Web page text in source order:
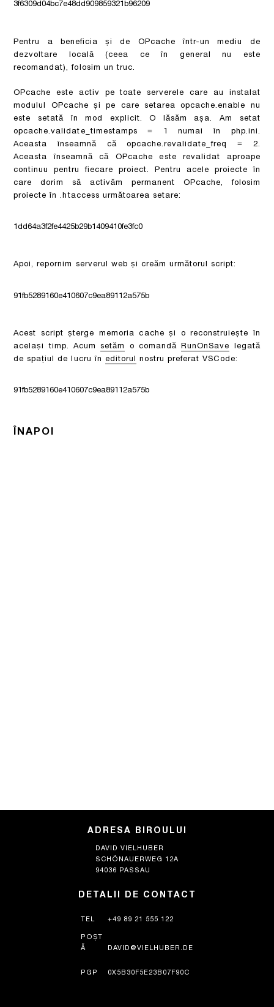
3f6309d04bc7e48dd909859321b96209
Pentru a beneficia și de OPcache într-un mediu de
dezvoltare locală (ceea ce în general nu este
recomandat), folosim un truc.
OPcache este activ pe toate serverele care au instalat
modulul OPcache și pe care setarea opcache.enable nu
este setată în mod explicit. O lăsăm așa. Am setat
opcache.validate_timestamps = 1 numai în php.ini.
Aceasta înseamnă că opcache.revalidate_freq = 2.
Aceasta înseamnă că OPcache este revalidat aproape
continuu pentru fiecare proiect. Pentru acele proiecte în
care dorim să activăm permanent OPcache, folosim
proiecteîn .htaccess următoarea setare:
1dd64a3f2fe4425b29b1409410fe3fc0
Apoi, repornim serverul web și creăm următorul script:
91fb5289160e410607c9ea89112a575b
Acest script șterge memoria cache și o reconstruiește în
același timp. Acum setăm o comandăRunOnSave legată
de spațiul de lucru în editorul nostru preferat VSCode:
91fb5289160e410607c9ea89112a575b
ÎNAPOI
ADRESA BIROULUI
DAVID VIELHUBER
SCHÖNAUERWEG 12A
94036 PASSAU
DETALII DE CONTACT
TEL +49 89 21 555 122
POȘT
Ă
DAVID@VIELHUBER.DE
PGP 0X5B30F5E23B07F90C